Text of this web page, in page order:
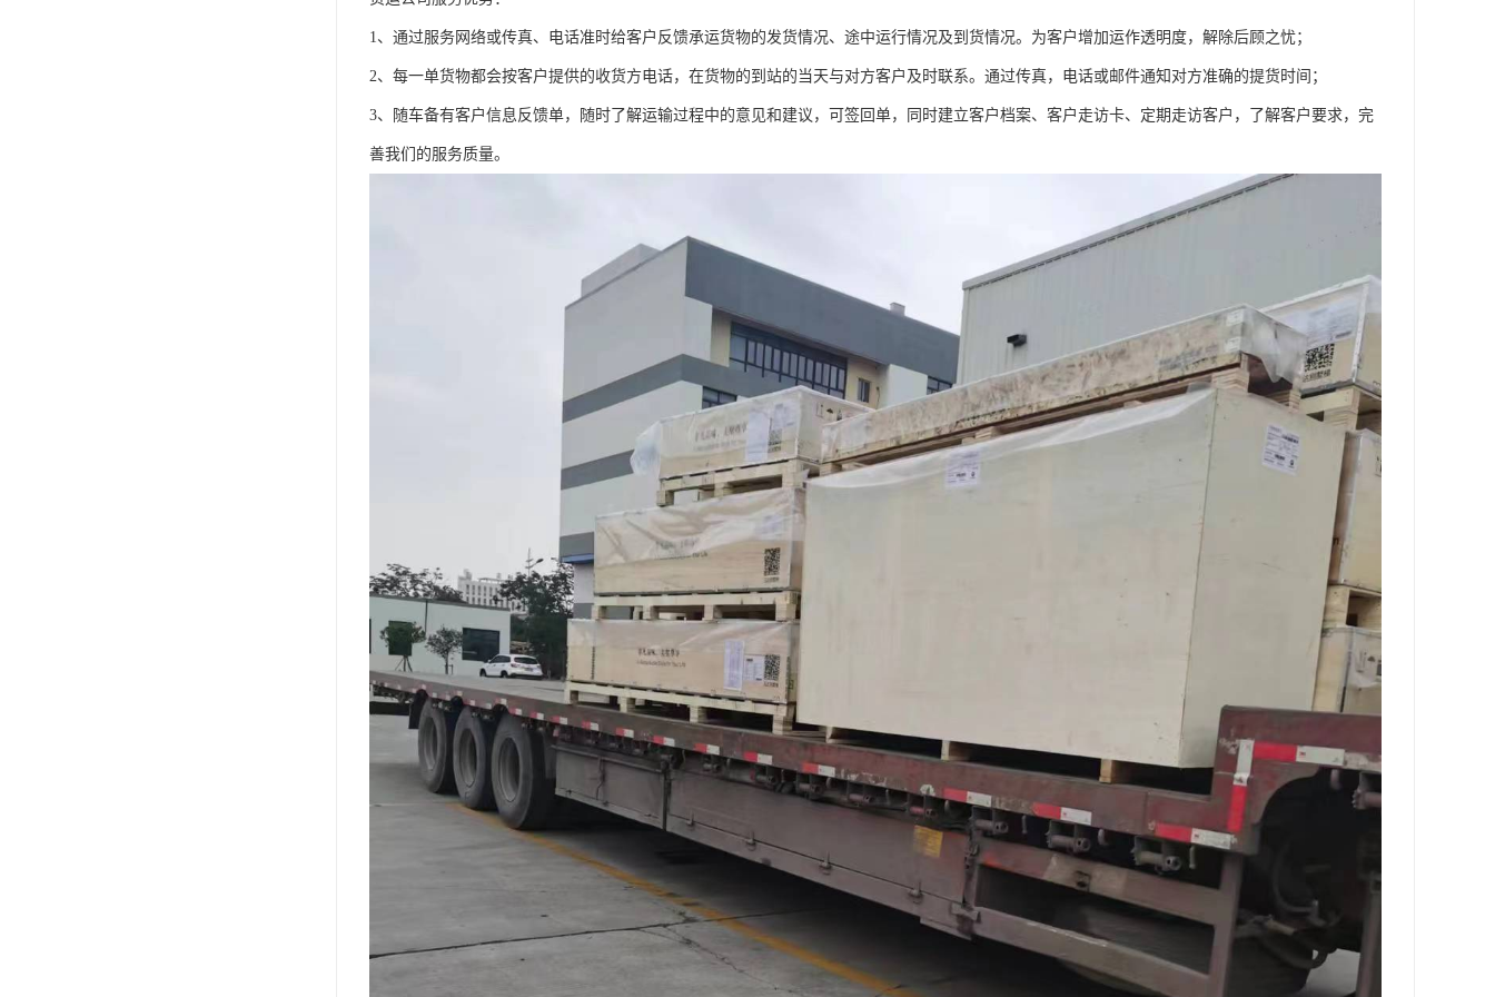
1、通过服务网络或传真、电话准时给客户反馈承运货物的发货情况、途中运行情况及到货情况。为客户增加运作透明度，解除后顾之忧；
2、每一单货物都会按客户提供的收货方电话，在货物的到站的当天与对方客户及时联系。通过传真，电话或邮件通知对方准确的提货时间；
3、随车备有客户信息反馈单，随时了解运输过程中的意见和建议，可签回单，同时建立客户档案、客户走访卡、定期走访客户，了解客户要求，完
善我们的服务质量。